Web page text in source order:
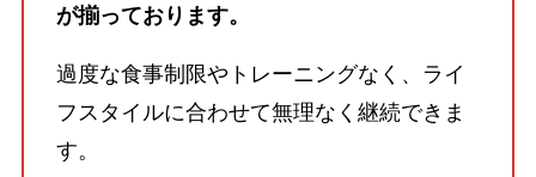
が揃っております。
過度な食事制限やトレーニングなく、ライ
フスタイルに合わせて無理なく継続できま
す。